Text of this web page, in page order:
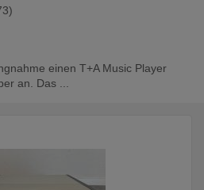
einen T+A Music Player
an. Das ...